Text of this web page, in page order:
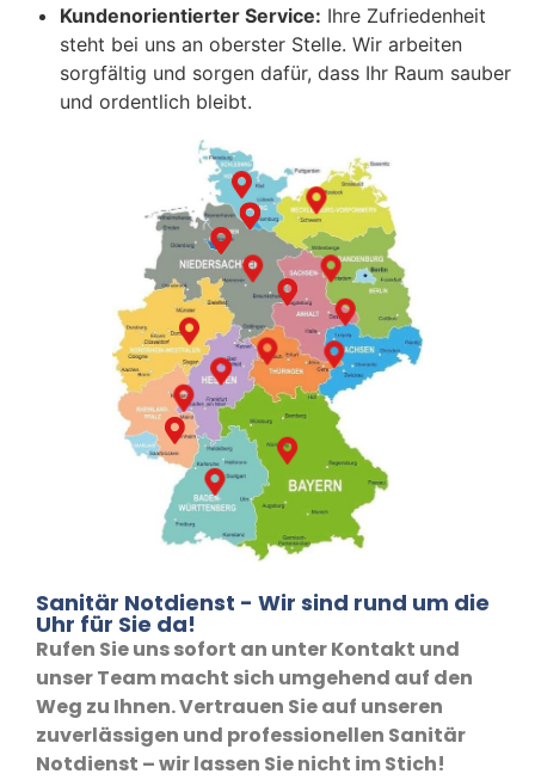
Kundenorientierter Service: Ihre Zufriedenheit
steht bei uns an oberster Stelle. Wir arbeiten
sorgfältig und sorgen dafür, dass Ihr Raum sauber
und ordentlich bleibt.
Sanitär Notdienst - Wir sind rund um die
Uhr für Sie da!
Rufen Sie uns sofort an unter Kontakt und
unser Team macht sich umgehend auf den
Weg zu Ihnen. Vertrauen Sie auf unseren
zuverlässigen und professionellen Sanitär
Notdienst – wir lassen Sie nicht im Stich!